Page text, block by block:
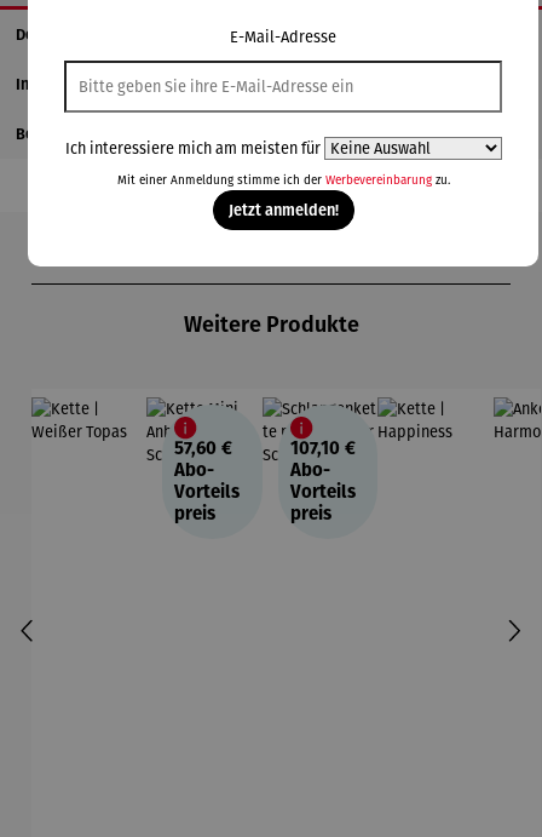
Details
Informationen zum Hersteller
Bewertungen
Produktgalerie überspringen
Weitere Produkte
57,60 €
Abo-
Vorteils
preis
107,10 €
Abo-
Vorteils
preis
E-Mail-Adresse
Ich interessiere mich am meisten für
Mit einer Anmeldung stimme ich der Werbevereinbarungzu.
Jetzt anmelden!